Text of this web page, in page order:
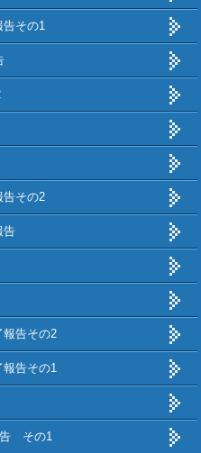
告その1
告その2
告
告その2
告その1
告 その1